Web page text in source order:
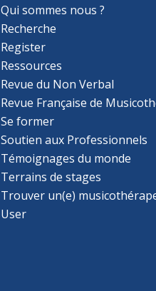
Qui sommes nous ?
Recherche
Register
Ressources
Revue du Non Verbal
Revue Française de
Se former
Soutien aux Professionnels
Témoignages du monde
Terrains de stages
Trouver un(e)
User